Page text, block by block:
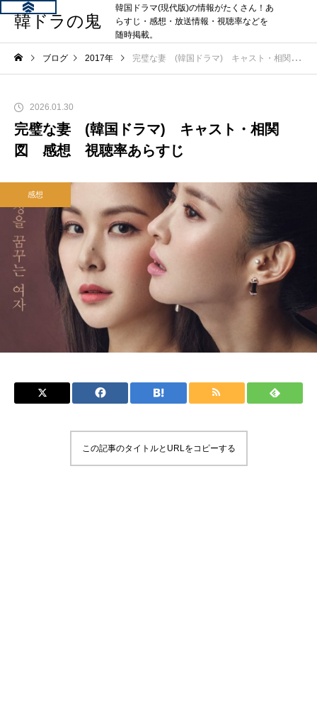
韓ドラの鬼
韓国ドラマ(現代版)の情報がたくさん！あ
らすじ・感想・放送情報・視聴率などを
随時掲載。
ブログ 2017年 完璧な妻 (韓国ドラマ) キャスト・相関図 感想 視聴率あらすじ
2026.01.30
完璧な妻 (韓国ドラマ) キャスト・相関
図 感想 視聴率あらすじ
感想
この記事のタイトルとURLをコピーする